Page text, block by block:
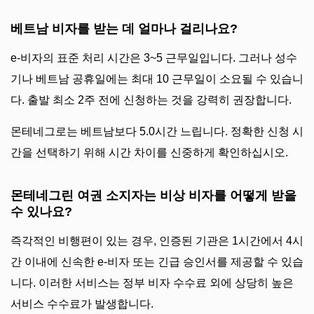
베트남 비자를 받는 데 얼마나 걸리나요?
e-비자의 표준 처리 시간은 3~5 근무일입니다. 그러나 성수
기나 베트남 공휴일에는 최대 10 근무일이 소요될 수 있습니
다. 출발 최소 2주 전에 신청하는 것을 강력히 권장합니다.
몬테네그로는 베트남보다 5.0시간 느립니다. 정확한 신청 시
간을 선택하기 위해 시간 차이를 신중하게 확인하십시오.
몬테네그린 여권 소지자는 비상 비자를 어떻게 받을
수 있나요?
즉각적인 비행편이 있는 경우, 인증된 기관은 1시간에서 4시
간 이내에 신속한 e-비자 또는 긴급 승인서를 제공할 수 있습
니다. 이러한 서비스는 정부 비자 수수료 외에 상당히 높은
서비스 수수료가 발생합니다.